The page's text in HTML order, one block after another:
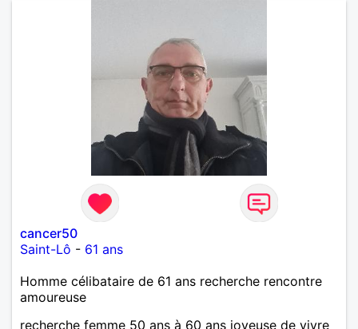
cancer50
Saint-Lô - 61 ans
Homme célibataire de 61 ans recherche rencontre
amoureuse
recherche femme 50 ans à 60 ans joyeuse de vivre